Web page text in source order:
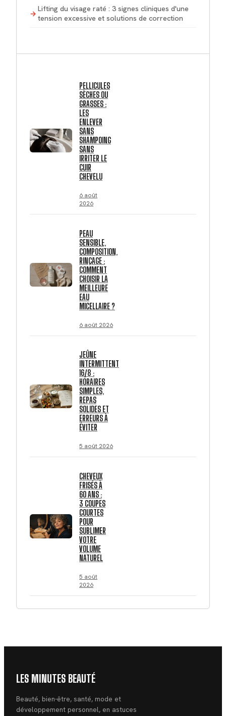
Lifting du visage raté : 3 signes cliniques d'une
tension excessive et solutions de correction
PELLICULES
SÈCHES OU
GRASSES :
LES
ENLEVER
SANS
SHAMPOING
SANS
IRRITER LE
CUIR
CHEVELU
6 août
2026
PEAU
SENSIBLE,
COMPOSITION,
RINÇAGE :
COMMENT
CHOISIR LA
MEILLEURE
EAU
MICELLAIRE ?
6 août 2026
JEÛNE
INTERMITTENT
16/8 :
HORAIRES
SIMPLES,
REPAS
SOLIDES ET
ERREURS À
ÉVITER
5 août 2026
CHEVEUX
FRISÉS À
60 ANS :
3 COUPES
COURTES
POUR
SUBLIMER
VOTRE
VOLUME
NATUREL
5 août
2026
LES MINUTES BEAUTÉ
Beauté, bien-être, santé, mode et
développement personnel, en astuces